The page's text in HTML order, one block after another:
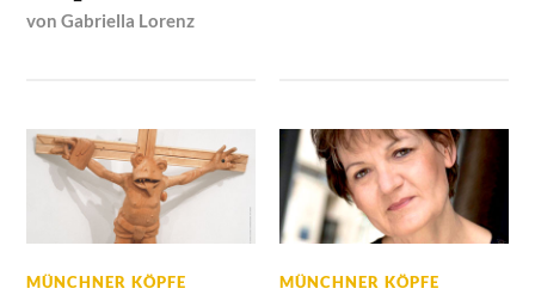
vonGabriella Lorenz
MÜNCHNER KÖPFE MÜNCHNER KÖPFE